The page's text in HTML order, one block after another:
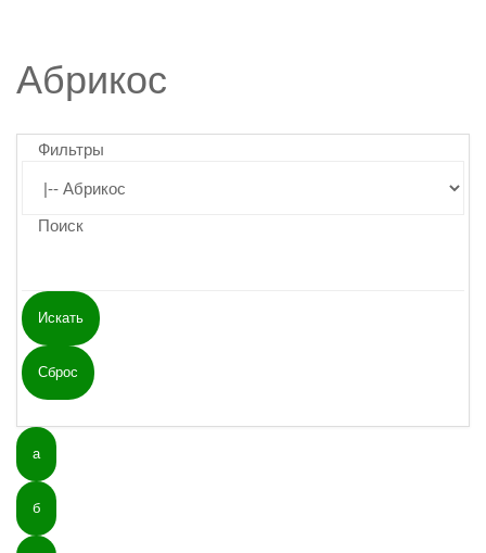
Абрикос
Фильтры
Поиск
а
б